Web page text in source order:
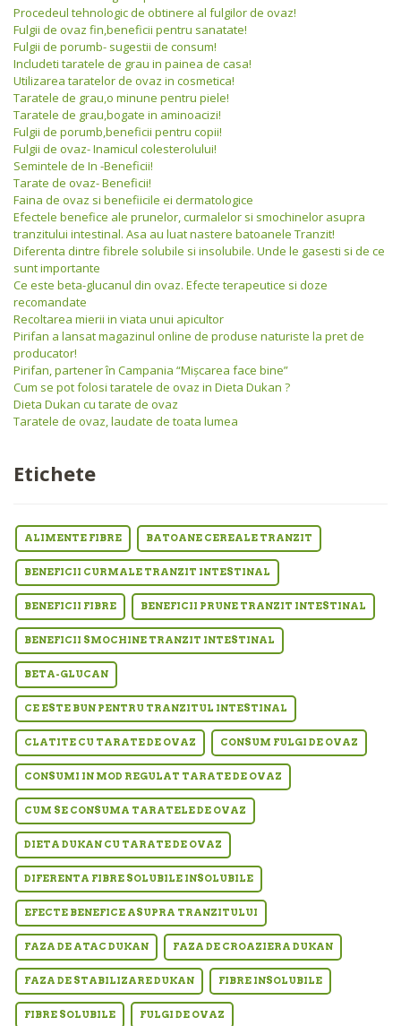
Procedeul tehnologic de obtinere al fulgilor de ovaz!
Fulgii de ovaz fin,beneficii pentru sanatate!
Fulgii de porumb- sugestii de consum!
Includeti taratele de grau in painea de casa!
Utilizarea taratelor de ovaz in cosmetica!
Taratele de grau,o minune pentru piele!
Taratele de grau,bogate in aminoacizi!
Fulgii de porumb,beneficii pentru copii!
Fulgii de ovaz- Inamicul colesterolului!
Semintele de In -Beneficii!
Tarate de ovaz- Beneficii!
Faina de ovaz si benefiicile ei dermatologice
Efectele benefice ale prunelor, curmalelor si smochinelor asupra
tranzitului intestinal. Asa au luat nastere batoanele Tranzit!
Diferenta dintre fibrele solubile si insolubile. Unde le gasesti si de ce
sunt importante
Ce este beta-glucanul din ovaz. Efecte terapeutice si doze
recomandate
Recoltarea mierii in viata unui apicultor
Pirifan a lansat magazinul online de produse naturiste la pret de
producator!
Pirifan, partener în Campania “Mişcarea face bine”
Cum se pot folosi taratele de ovaz in Dieta Dukan ?
Dieta Dukan cu tarate de ovaz
Taratele de ovaz, laudate de toata lumea
Etichete
ALIMENTE FIBRE BATOANE CEREALE TRANZIT
BENEFICII CURMALE TRANZIT INTESTINAL
BENEFICII FIBRE BENEFICII PRUNE TRANZIT INTESTINAL
BENEFICII SMOCHINE TRANZIT INTESTINAL
BETA-GLUCAN
CE ESTE BUN PENTRU TRANZITUL INTESTINAL
CLATITE CU TARATE DE OVAZ CONSUM FULGI DE OVAZ
CONSUMI IN MOD REGULAT TARATE DE OVAZ
CUM SE CONSUMA TARATELE DE OVAZ
DIETA DUKAN CU TARATE DE OVAZ
DIFERENTA FIBRE SOLUBILE INSOLUBILE
EFECTE BENEFICE ASUPRA TRANZITULUI
FAZA DE ATAC DUKAN FAZA DE CROAZIERA DUKAN
FAZA DE STABILIZARE DUKAN FIBRE INSOLUBILE
FIBRE SOLUBILE FULGI DE OVAZ